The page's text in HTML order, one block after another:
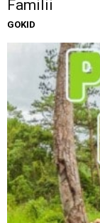
Familii
GOKID